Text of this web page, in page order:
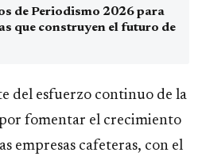
de Periodismo 2026 para
que construyen el futuro de
del esfuerzo continuo de la
fomentar el crecimiento
empresas cafeteras, con el